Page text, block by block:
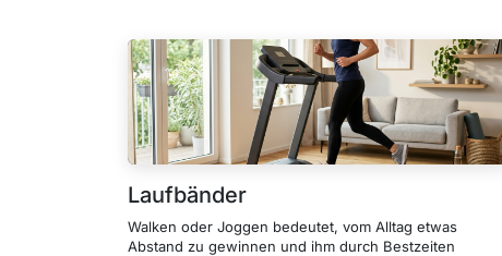
Laufbänder
Walken oder Joggen bedeutet, vom Alltag etwas
Abstand zu gewinnen und ihm durch Bestzeiten